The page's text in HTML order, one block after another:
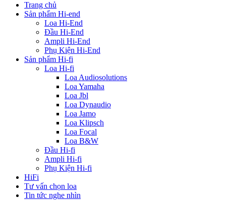
Trang chủ
Sản phẩm Hi-end
Loa Hi-End
Đầu Hi-End
Ampli Hi-End
Phụ Kiện Hi-End
Sản phẩm Hi-fi
Loa Hi-fi
Loa Audiosolutions
Loa Yamaha
Loa Jbl
Loa Dynaudio
Loa Jamo
Loa Klipsch
Loa Focal
Loa B&W
Đầu Hi-fi
Ampli Hi-fi
Phụ Kiện Hi-fi
HiFi
Tư vấn chọn loa
Tin tức nghe nhìn